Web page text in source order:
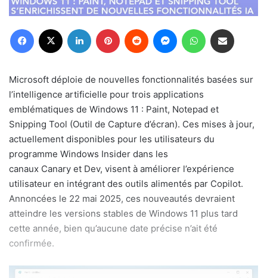
Facebook Linkedin Pinterest Reddit MessengerWhatsApp
Microsoft déploie de nouvelles fonctionnalités basées sur
l’intelligence artificielle pour trois applications
emblématiques de Windows 11 : Paint, Notepad et
Snipping Tool (Outil de Capture d’écran). Ces mises à jour,
actuellement disponibles pour les utilisateurs du
programme Windows Insider dans les
canaux Canary et Dev, visent à améliorer l’expérience
utilisateur en intégrant des outils alimentés par Copilot.
Annoncées le 22 mai 2025, ces nouveautés devraient
atteindre les versions stables de Windows 11 plus tard
cette année, bien qu’aucune date précise n’ait été
confirmée.